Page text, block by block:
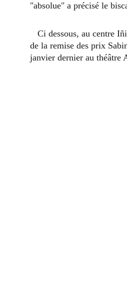
"absolue" a précisé le
de la remise des prix
janvier dernier au théâtre